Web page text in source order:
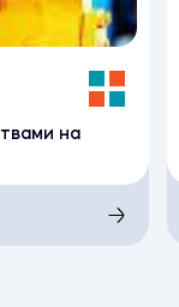
на